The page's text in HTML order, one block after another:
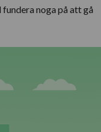
noga på att gå